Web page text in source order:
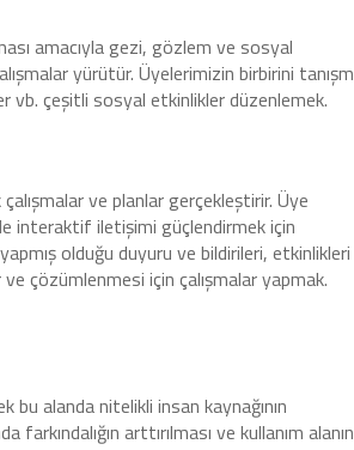
amacıyla gezi, gözlem ve sosyal
yürütür. Üyelerimizin birbirini
vb. çeşitli sosyal etkinlikler düzenlemek.
ve planlar gerçekleştirir. Üye
interaktif iletişimi güçlendirmek için
olduğu duyuru ve bildirileri, etkinlikleri
çözümlenmesi için çalışmalar yapmak.
alanda nitelikli insan kaynağının
arttırılması ve kullanım